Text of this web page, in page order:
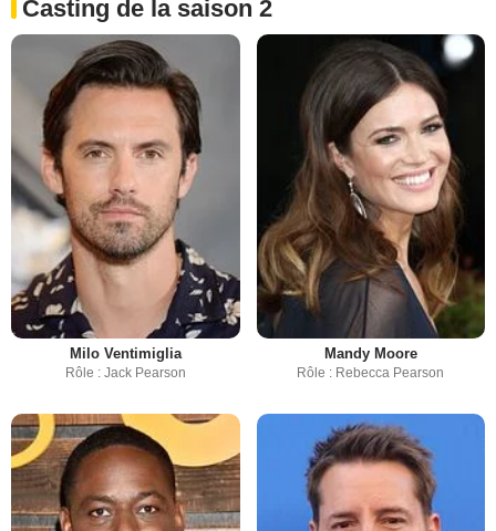
Casting de la saison 2
Milo Ventimiglia
Rôle : Jack Pearson
Mandy Moore
Rôle : Rebecca Pearson